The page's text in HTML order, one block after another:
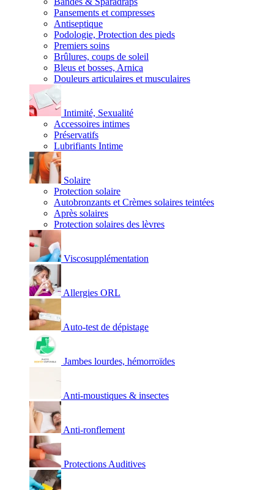
Pansements et compresses
Antiseptique
Podologie, Protection des pieds
Premiers soins
Brûlures, coups de soleil
Bleus et bosses, Arnica
Douleurs articulaires et musculaires
Intimité, Sexualité
Accessoires intimes
Préservatifs
Lubrifiants Intime
Solaire
Protection solaire
Autobronzants et Crèmes solaires teintées
Après solaires
Protection solaires des lèvres
Viscosupplémentation
Allergies ORL
Auto-test de dépistage
Jambes lourdes, hémorroïdes
Anti-moustiques & insectes
Anti-ronflement
Protections Auditives